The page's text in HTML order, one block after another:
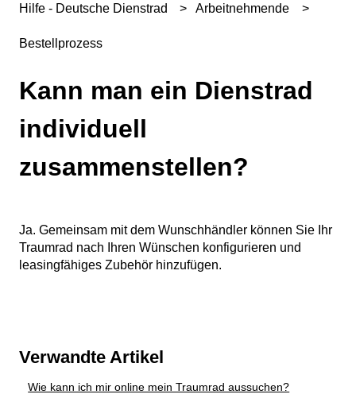
Hilfe - Deutsche Dienstrad Arbeitnehmende
Bestellprozess
Kann man ein Dienstrad
individuell
zusammenstellen?
Ja. Gemeinsam mit dem Wunschhändler können Sie Ihr
Traumrad nach Ihren Wünschen konfigurieren und
leasingfähiges Zubehör hinzufügen.
Verwandte Artikel
Wie kann ich mir online mein Traumrad aussuchen?